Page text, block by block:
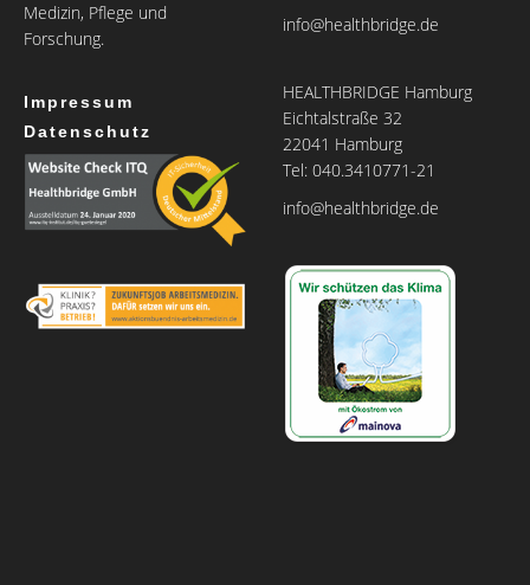
Medizin, Pflege und
Forschung.
Impressum
Datenschutz
info@healthbridge.de
HEALTHBRIDGE Hamburg
Eichtalstraße 32
22041 Hamburg
Tel: 040.3410771-21
info@healthbridge.de